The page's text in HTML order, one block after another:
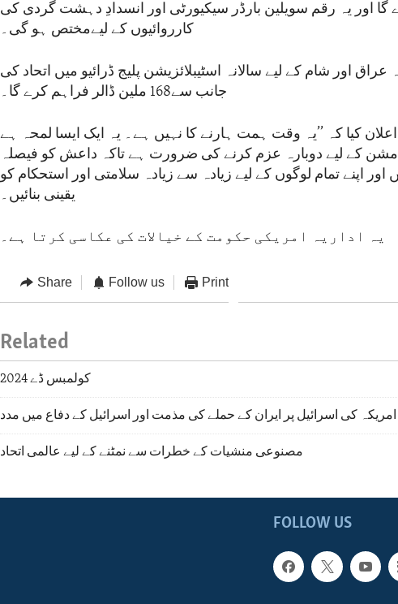
کرے گا اور یہ رقم سویلین بارڈر سیکیورٹی اور انسدادِ دہشت گردی کی
کارروائیوں کے لیےمختص ہو گی۔
اور شام کے لیے سالانہ اسٹیبلائزیشن پلیج ڈرائیو میں اتحاد کی
جانب سے168 ملین ڈالر فراہم کرے گا۔
کیا کہ ’’یہ وقت ہمت ہارنے کا نہیں ہے۔ یہ ایک ایسا لمحہ ہے
کے لیے دوبارہ عزم کرنے کی ضرورت ہے تاکہ داعش کو فیصلہ
اپنے تمام لوگوں کے لیے زیادہ سے زیادہ سلامتی اور استحکام کو
یقینی بنائیں۔
یہ اداریہ امریکی حکومت کے خیالات کی عکاسی کرتا ہے۔
Share Follow us Print
Related
کولمبس ڈے 2024
امریکہ کی اسرائیل پر ایران کے حملے کی مذمت اور اسرائیل کے دفاع میں مدد
مصنوعی منشیات کے خطرات سے نمٹنے کے لیے عالمی اتحاد
FOLLOW US